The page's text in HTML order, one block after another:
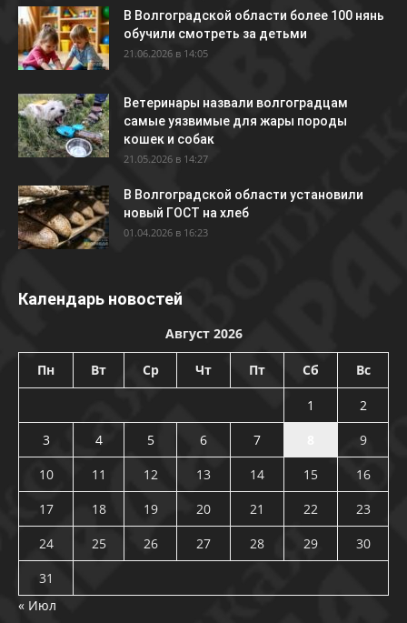
В Волгоградской области более 100 нянь
обучили смотреть за детьми
21.06.2026 в 14:05
Ветеринары назвали волгоградцам
самые уязвимые для жары породы
кошек и собак
21.05.2026 в 14:27
В Волгоградской области установили
новый ГОСТ на хлеб
01.04.2026 в 16:23
Календарь новостей
Август 2026
Пн Вт Ср Чт Пт Сб Вс
1
2
3
4 5 6 7
9
10
11 12 13 14 15
16
17
18 19 20 21 22
23
24
25 26 27 28 29
30
31
« Июл